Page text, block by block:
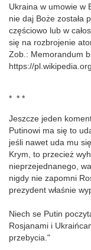
Ukraina w umowie w
nie daj Boże została
częściowo lub w
się na rozbrojenie
Zob.: Memorandum
https://
* * *
Jeszcze jeden
Putinowi ma się to
jeśli nawet uda mu
Krym, to przecież
nieprzejednanego,
nigdy nie zapomni
prezydent właśnie
Niech se Putin
Rosjanami i
przebycia."